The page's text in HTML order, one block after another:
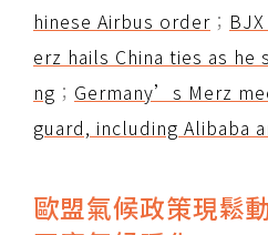
hinese Airbus order ；
erz hails China ties as he
ng ； Germany’s Merz
guard, including Alibaba
歐盟氣候政策現鬆